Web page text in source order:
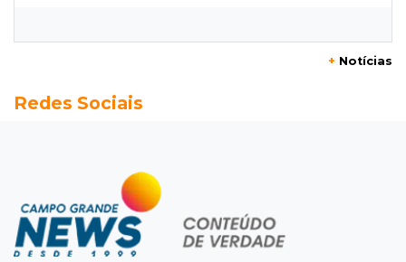
Rodada do Brasileirão tem 6 jogos neste
Em Pauta
O enorme peso dos genes na obesidade
08:26O que ficou de quem partiu
+ Notícias
Redes Sociais